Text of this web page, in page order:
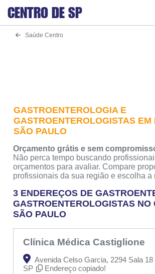
CENTRO DE SP
Saúde Centro
GASTROENTEROLOGIA E
GASTROENTEROLOGISTAS EM
SÃO PAULO
Orçamento grátis e sem
Não perca tempo buscando
orçamentos para avaliar. Compare
profissionais da sua região e escolha a
3 ENDEREÇOS DE
GASTROENTEROLOGISTAS NO
SÃO PAULO
Clínica Médica Castiglione
Avenida Celso Garcia, 2294 Sala
SP
Endereço copiado!